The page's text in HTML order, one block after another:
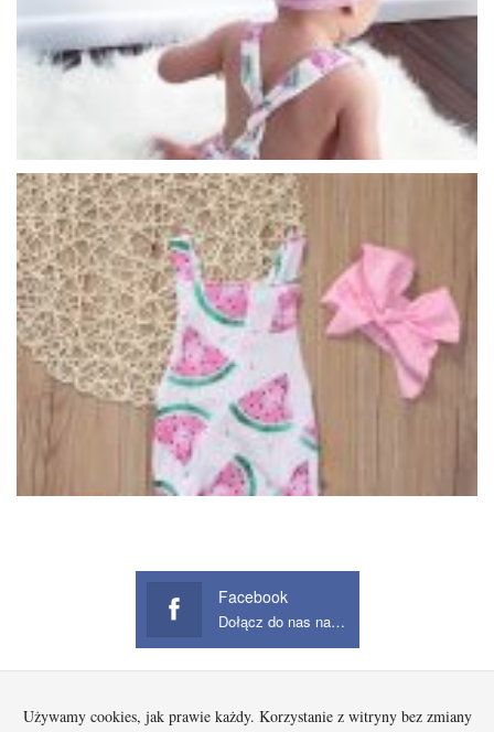
Facebook
Dołącz do nas na Facebook
Startowa Kobieta Dziecko Mężczyzna
Beauty
Używamy cookies, jak prawie każdy. Korzystanie z witryny bez zmiany